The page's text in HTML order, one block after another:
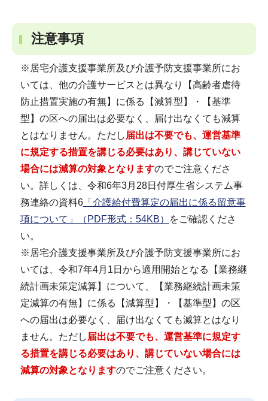
注意事項
※居宅介護支援事業所及び介護予防支援事業所にお
いては、他の介護サービスとは異なり【高齢者虐待
防止措置実施の有無】に係る【減算型】・【基準
型】の区への届出は必要なく、届け出なくても減算
とはなりません。ただし 届出は不要でも、運営基準
に規定する措置を講じる必要はあり、講じていない
場合には減算の対象となりますのでご注意くださ
い。詳しくは、令和6年3月28日付厚生省システム事
務連絡の資料6「介護給付費算定の届出に係る留意事
項について」（PDF形式：54KB）
をご確認くださ
い。
※居宅介護支援事業所及び介護予防支援事業所にお
いては、令和7年4月1日から適用開始となる【業務継
続計画未策定減算】について、【業務継続計画未策
定減算の有無】に係る【減算型】・【基準型】の区
への届出は必要なく、届け出なくても減算とはなり
ません。ただし 届出は不要でも、運営基準に規定す
る措置を講じる必要はあり、講じていない場合には
減算の対象となりますのでご注意ください。